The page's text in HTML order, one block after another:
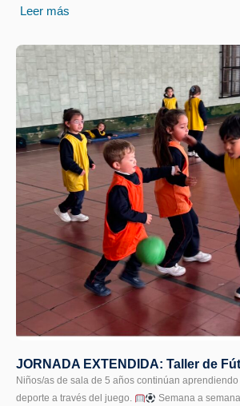
Leer más
JORNADA EXTENDIDA: Taller de
Niños/as de sala de 5 años continúan
deporte a través del juego.
Semana a